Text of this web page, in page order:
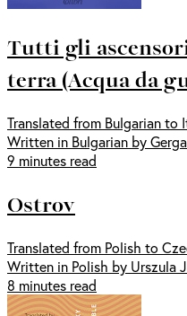
Tutti gli
terra (Acqua da
Translated from Bulgarian to
Written in Bulgarian by
9 minutes read
Ostrov
Translated from Polish to
Written in Polish by Urszula
8 minutes read